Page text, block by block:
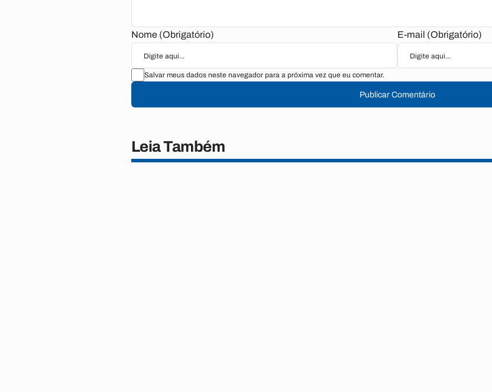
Nome (Obrigatório) E-mail (Obrigatório)
Salvar meus dados neste navegador para a próxima vez que eu comentar.
Publicar Comentário
Leia Também